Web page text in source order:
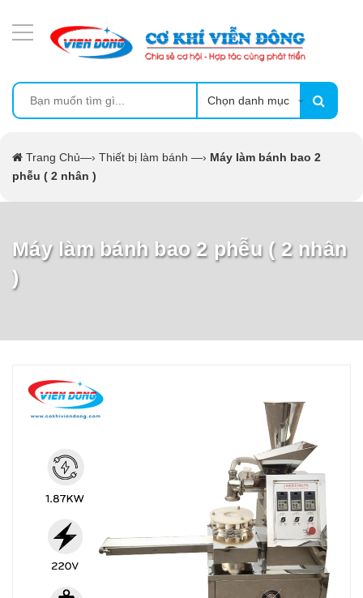
Chọn danh mục
Trang Chủ—› Thiết bị làm bánh —› Máy làm bánh bao 2
phễu ( 2 nhân )
Máy làm bánh bao 2 phễu ( 2 nhân
)
MÁY SẤY THỰC PHẨM CÔNG NGHIỆP
MÁY ÉP MÍA TẠO BỌT
MÁY CHẾ BIẾN THỰC PHẨM
THIẾT BỊ LÀM ĐỒ ĂN NHANH
THIẾT BỊ LÀM BÁNH